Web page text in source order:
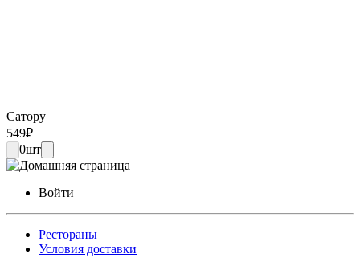
Сатору
549₽
0шт
Войти
Рестораны
Условия доставки